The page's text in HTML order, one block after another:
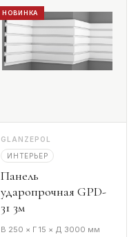
НОВИНКА
GLANZEPOL
ИНТЕРЬЕР
Панель
ударопрочная GPD-
31 3м
В 250 × Г 15 × Д 3000 мм